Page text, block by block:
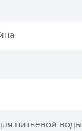
питьевой воды